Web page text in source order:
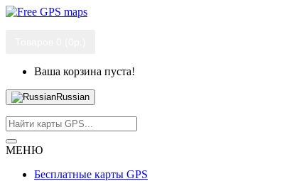
Ваша корзина пуста!
Russian
МЕНЮ
Бесплатные карты GPS